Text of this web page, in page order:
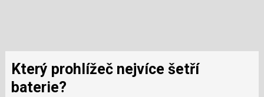
Který prohlížeč nejvíce šetří
baterie?